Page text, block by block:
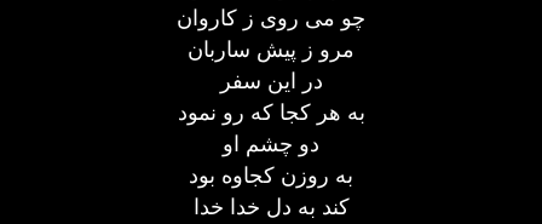
چو می روی ز کاروان
مرو ز پیش ساربان
در این سفر
به هر کجا که رو نمود
دو چشم او
به روزن کجاوه بود
کند به دل خدا خدا